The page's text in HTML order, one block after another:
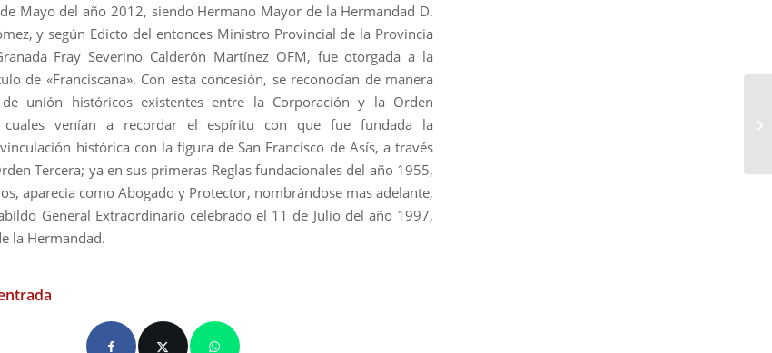
Mayo del año 2012, siendo Hermano Mayor de la Hermandad D.
y según Edicto del entonces Ministro Provincial de la Provincia
Fray Severino Calderón Martínez OFM, fue otorgada a la
de «Franciscana». Con esta concesión, se reconocían de manera
unión históricos existentes entre la Corporación y la Orden
cuales venían a recordar el espíritu con que fue fundada la
histórica con la figura de San Francisco de Asís, a través
Tercera; ya en sus primeras Reglas fundacionales del año 1955,
aparecia como Abogado y Protector, nombrándose mas adelante,
General Extraordinario celebrado el 11 de Julio del año 1997,
la Hermandad.